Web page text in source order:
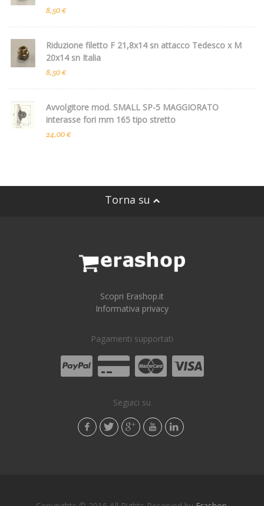
8,50 €
Riduzione filetto F 21,8x14 sn attacco Tedesco x M
20x14 sn Italia
8,50 €
Avvolgitore mod. SMALL SP-5 MAGGIORATO
interasse fori mm 165 tipo stretto
24,00 €
Torna su
Scopri Erashop.it
Informativa privacy
Pagamenti supportati
Seguici su